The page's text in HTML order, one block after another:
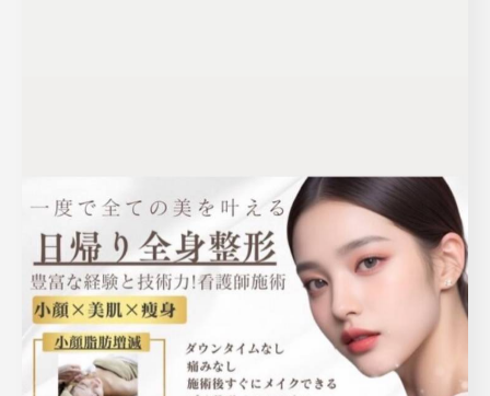
リフレッシュ効果が高いエステ施術の種類
明石市のエステサロンでは、リフレッシュ効果を重視した多
彩な施術が提供されています。代表的なものとして、フェイ
シャルエステ、アロマトリートメント、リンパドレナージュ
などが挙げられます。フェイシャルエステは、くすみや乾